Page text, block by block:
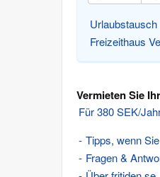
Urlaubstausch
Freizeithaus
Vermieten Sie
Für 380 SEK/
Tipps, wenn
Fragen &